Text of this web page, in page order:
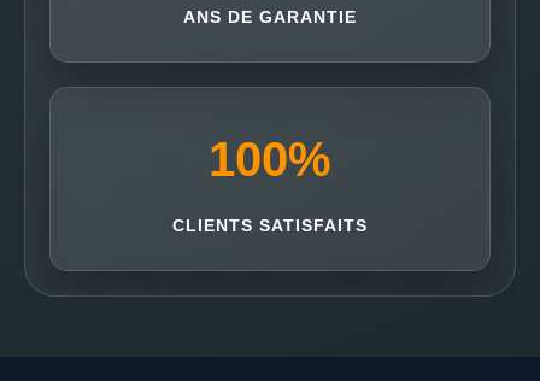
ANS DE GARANTIE
100%
CLIENTS SATISFAITS